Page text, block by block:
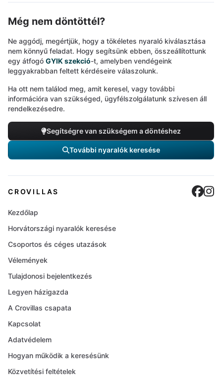
Még nem döntöttél?
Ne aggódj, megértjük, hogy a tökéletes nyaraló kiválasztása
nem könnyű feladat. Hogy segítsünk ebben, összeállítottunk
egy átfogó GYIK szekció-t, amelyben vendégeink
leggyakrabban feltett kérdéseire válaszolunk.
Ha ott nem találod meg, amit keresel, vagy további
információra van szükséged, ügyfélszolgálatunk szívesen áll
rendelkezésedre.
Segítségre van szükségem a döntéshez
További nyaralók keresése
CROVILLAS
Kezdőlap
Horvátországi nyaralók keresése
Csoportos és céges utazások
Vélemények
Tulajdonosi bejelentkezés
Legyen házigazda
A Crovillas csapata
Kapcsolat
Adatvédelem
Hogyan működik a keresésünk
Közvetítési feltételek